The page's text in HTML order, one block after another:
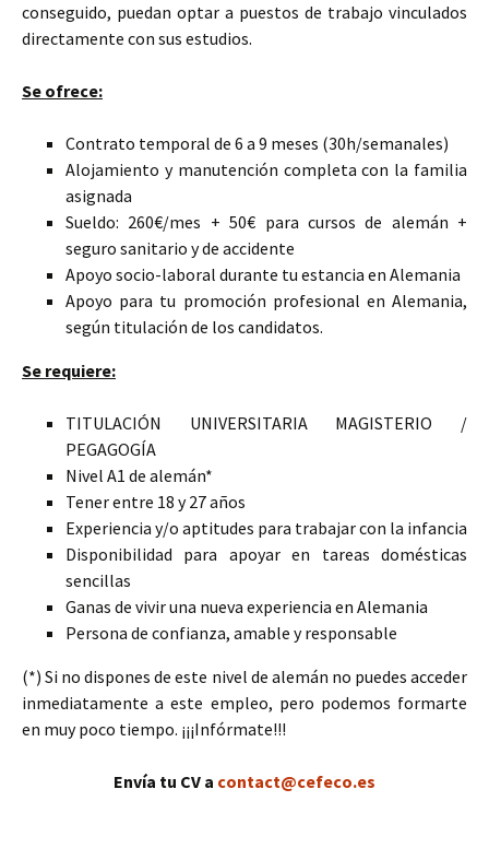
conseguido, puedan optar a puestos de trabajo vinculados
directamente con sus estudios.
Se ofrece:
Contrato temporal de 6 a 9 meses (30h/semanales)
Alojamiento y manutención completa con la familia
asignada
Sueldo: 260€/mes + 50€ para cursos de alemán +
seguro sanitario y de accidente
Apoyo socio-laboral durante tu estancia en Alemania
Apoyo para tu promoción profesional en Alemania,
según titulación de los candidatos.
Se requiere:
TITULACIÓN UNIVERSITARIA MAGISTERIO /
PEGAGOGÍA
Nivel A1 de alemán*
Tener entre 18 y 27 años
Experiencia y/o aptitudes para trabajar con la infancia
Disponibilidad para apoyar en tareas domésticas
sencillas
Ganas de vivir una nueva experiencia en Alemania
Persona de confianza, amable y responsable
(*) Si no dispones de este nivel de alemán no puedes acceder
inmediatamente a este empleo, pero podemos formarte
en muy poco tiempo. ¡¡¡Infórmate!!!
Envía tu CV a contact@cefeco.es